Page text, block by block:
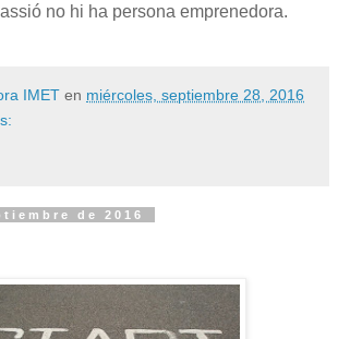
no hi ha persona emprenedora.
IMET en miércoles, septiembre 28, 2016
de 2016